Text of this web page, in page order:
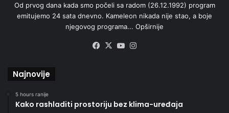
Od prvog dana kada smo počeli sa radom (26.12.1992) program
emitujemo 24 sata dnevno. Kameleon nikada nije stao, a boje
njegovog programa... Opširnije
Facebook
X YouTube
Najnovije
5 hours ranije
Kako rashladiti prostoriju bez klima-uređaja